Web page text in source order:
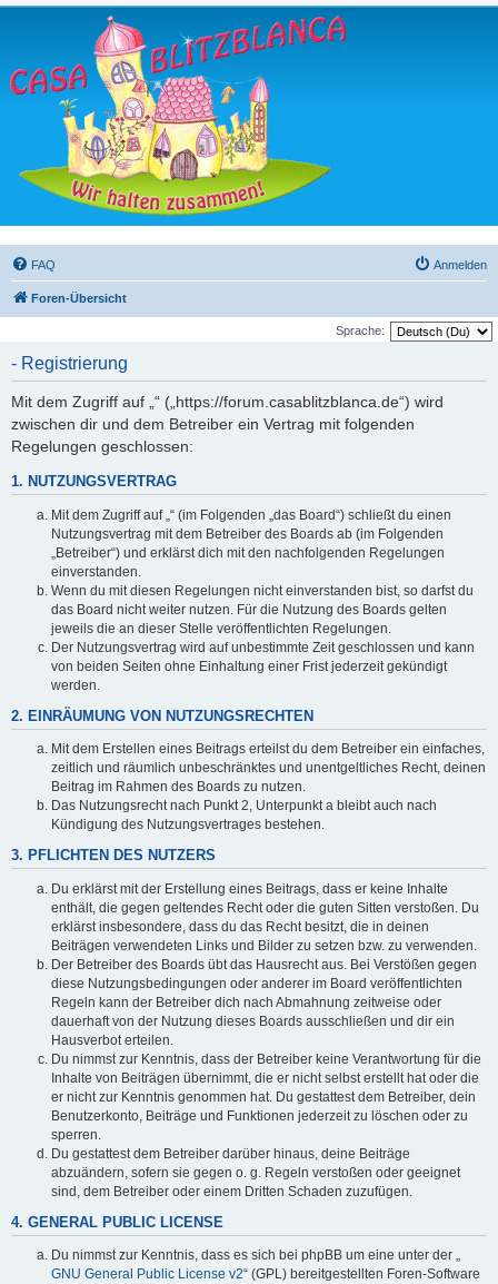
FAQ Anmelden
Foren-Übersicht
Sprache:
- Registrierung
Mit dem Zugriff auf „“ („https://forum.casablitzblanca.de“) wird
zwischen dir und dem Betreiber ein Vertrag mit folgenden
Regelungen geschlossen:
1. NUTZUNGSVERTRAG
Mit dem Zugriff auf „“ (im Folgenden „das Board“) schließt du einen
Nutzungsvertrag mit dem Betreiber des Boards ab (im Folgenden
„Betreiber“) und erklärst dich mit den nachfolgenden Regelungen
einverstanden.
Wenn du mit diesen Regelungen nicht einverstanden bist, so darfst du
das Board nicht weiter nutzen. Für die Nutzung des Boards gelten
jeweils die an dieser Stelle veröffentlichten Regelungen.
Der Nutzungsvertrag wird auf unbestimmte Zeit geschlossen und kann
von beiden Seiten ohne Einhaltung einer Frist jederzeit gekündigt
werden.
2. EINRÄUMUNG VON NUTZUNGSRECHTEN
Mit dem Erstellen eines Beitrags erteilst du dem Betreiber ein einfaches,
zeitlich und räumlich unbeschränktes und unentgeltliches Recht, deinen
Beitrag im Rahmen des Boards zu nutzen.
Das Nutzungsrecht nach Punkt 2, Unterpunkt a bleibt auch nach
Kündigung des Nutzungsvertrages bestehen.
3. PFLICHTEN DES NUTZERS
Du erklärst mit der Erstellung eines Beitrags, dass er keine Inhalte
enthält, die gegen geltendes Recht oder die guten Sitten verstoßen. Du
erklärst insbesondere, dass du das Recht besitzt, die in deinen
Beiträgen verwendeten Links und Bilder zu setzen bzw. zu verwenden.
Der Betreiber des Boards übt das Hausrecht aus. Bei Verstößen gegen
diese Nutzungsbedingungen oder anderer im Board veröffentlichten
Regeln kann der Betreiber dich nach Abmahnung zeitweise oder
dauerhaft von der Nutzung dieses Boards ausschließen und dir ein
Hausverbot erteilen.
Du nimmst zur Kenntnis, dass der Betreiber keine Verantwortung für die
Inhalte von Beiträgen übernimmt, die er nicht selbst erstellt hat oder die
er nicht zur Kenntnis genommen hat. Du gestattest dem Betreiber, dein
Benutzerkonto, Beiträge und Funktionen jederzeit zu löschen oder zu
sperren.
Du gestattest dem Betreiber darüber hinaus, deine Beiträge
abzuändern, sofern sie gegen o. g. Regeln verstoßen oder geeignet
sind, dem Betreiber oder einem Dritten Schaden zuzufügen.
4. GENERAL PUBLIC LICENSE
Du nimmst zur Kenntnis, dass es sich bei phpBB um eine unter der „
GNU General Public License v2“ (GPL) bereitgestellten Foren-Software